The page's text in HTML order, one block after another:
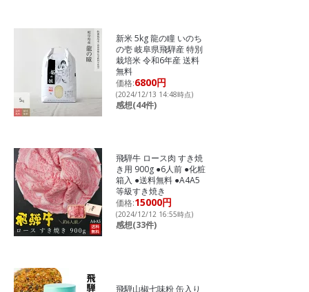
新米 5kg 龍の瞳 いのち
の壱 岐阜県飛騨産 特別
栽培米 令和6年産 送料
無料
価格:6800円
(2024/12/13 14:48時点)
感想(44件)
飛騨牛 ロース肉 すき焼
き用 900g ●6人前 ●化粧
箱入 ●送料無料 ●A4A5
等級すき焼き
価格:15000円
(2024/12/12 16:55時点)
感想(33件)
飛騨山椒七味粉 缶入り